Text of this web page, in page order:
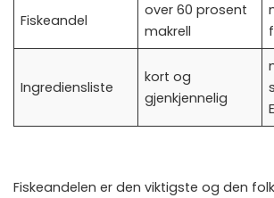
Fiskeandel
over 60 prosent
makrell
Ingrediensliste
kort og
gjenkjennelig
Fiskeandelen er den viktigste og den